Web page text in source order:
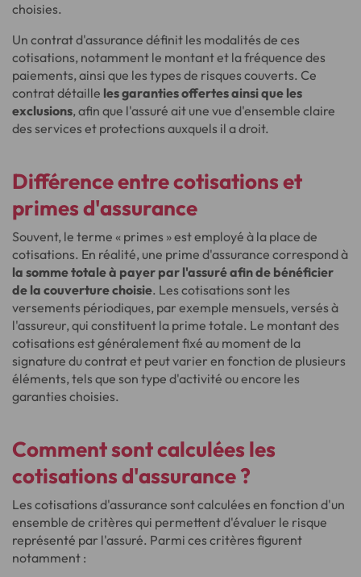
choisies.
Un contrat d'assurance définit les modalités de ces
cotisations, notamment le montant et la fréquence des
paiements, ainsi que les types de risques couverts. Ce
contrat détaille les garanties offertes ainsi que les
exclusions, afin que l'assuré ait une vue d'ensemble claire
des services et protections auxquels il a droit.
Différence entre cotisations et
primes d'assurance
Souvent, le terme « primes » est employé à la place de
cotisations. En réalité, une prime d'assurance correspond à
la somme totale à payer par l'assuré afin de bénéficier
de la couverture choisie. Les cotisations sont les
versements périodiques, par exemple mensuels, versés à
l'assureur, qui constituent la prime totale. Le montant des
cotisations est généralement fixé au moment de la
signature du contrat et peut varier en fonction de plusieurs
éléments, tels que son type d'activité ou encore les
garanties choisies.
Comment sont calculées les
cotisations d'assurance ?
Les cotisations d'assurance sont calculées en fonction d'un
ensemble de critères qui permettent d'évaluer le risque
représenté par l'assuré. Parmi ces critères figurent
notamment :